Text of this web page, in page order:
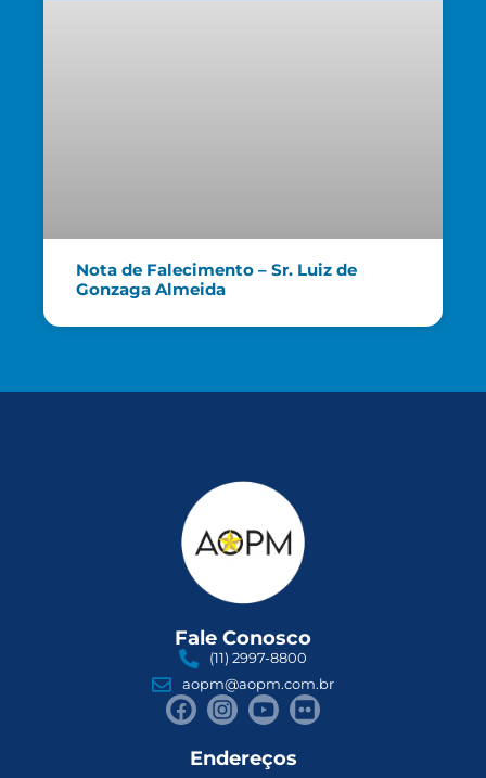
Nota de Falecimento – Sr. Luiz de
Gonzaga Almeida
Fale Conosco
(11) 2997-8800
aopm@aopm.com.br
Endereços